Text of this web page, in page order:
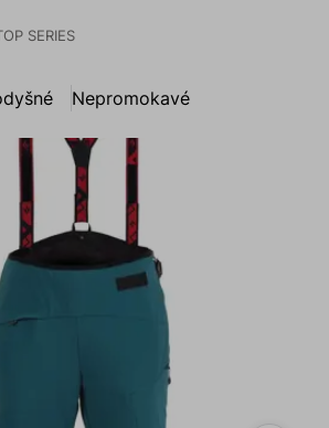
SERIES
Nepromokavé